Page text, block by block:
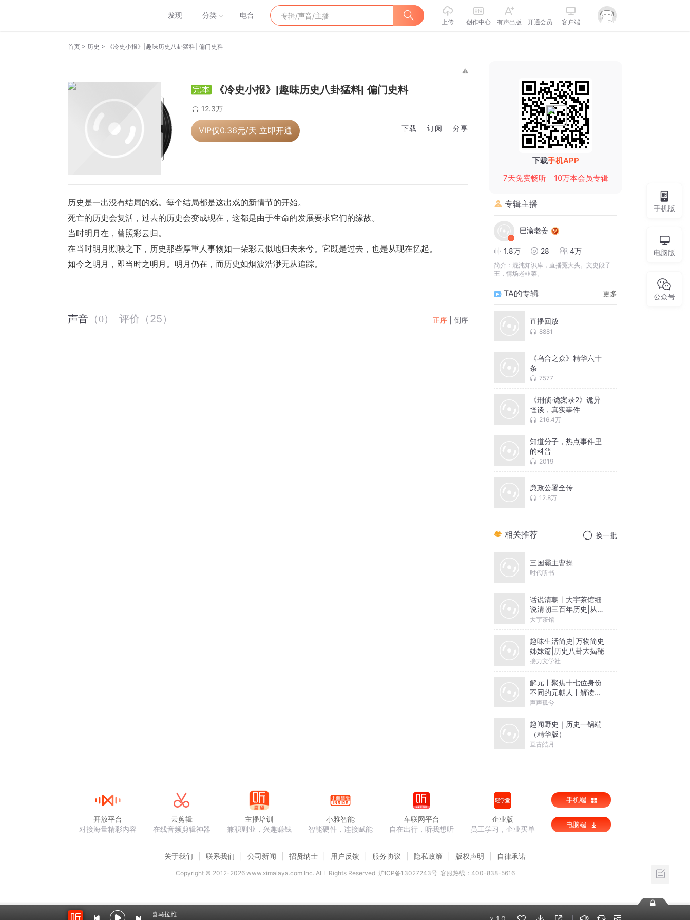
发现 分类 电台
上传 创作中心 有声出版 开通会员 客户端
首页 > 历史 > 《冷史小报》|趣味历史八卦猛料| 偏门史料
《冷史小报》|趣味历史八卦猛料| 偏门史料
12.3万
VIP仅0.36元/天 立即开通 下载 订阅 分享
历史是一出没有结局的戏。每个结局都是这出戏的新情节的开始。
死亡的历史会复活，过去的历史会变成现在，这都是由于生命的发展要求它们的缘故。
当时明月在，曾照彩云归。
在当时明月照映之下，历史那些厚重人事物如一朵彩云似地归去来兮。它既是过去，也是从现在忆起。
如今之明月，即当时之明月。明月仍在，而历史如烟波浩渺无从追踪。
声音 （0） 评价 （25） 正序 倒序
下载手机APP
7天免费畅听
10万本会员专辑
专辑主播
巴渝老姜
1.8万 28 4万
简介： 混沌知识库，直播冤大头。文史段子
王，情场老韭菜。
TA的专辑 更多
直播回放
8881
《乌合之众》精华六十
条
7577
《刑侦·诡案录2》诡异
怪谈，真实事件
216.4万
知道分子，热点事件里
的科普
2019
廉政公署全传
12.8万
相关推荐 换一批
三国霸主曹操
时代听书
话说清朝丨大宇茶馆细
说清朝三百年历史|从努
尔哈赤到末代皇帝溥仪|
大宇茶馆
趣味生活简史|万物简史
姊妹篇|历史八卦大揭秘
接力文学社
解元丨聚焦十七位身份
不同的元朝人丨解读颇
具争议的大元帝国
声声孤兮
趣闻野史｜历史一锅端
（精华版）
亘古皓月
手机版
电脑版
公众号
喜马拉雅
开放平台
对接海量精彩内容
云剪辑
在线音频剪辑神器
主播培训
兼职副业，兴趣赚钱
小雅智能
智能硬件，连接赋能
车联网平台
自在出行，听我想听
企业版
员工学习，企业买单
手机端
电脑端
关于我们 联系我们 公司新闻 招贤纳士 用户反馈 服务协议 隐私政策 版权声明 自律承诺
Copyright © 2012-2026www.ximalaya.com lnc. ALL Rights Reserved 沪ICP备13027243号 客服热线：400-838-5616